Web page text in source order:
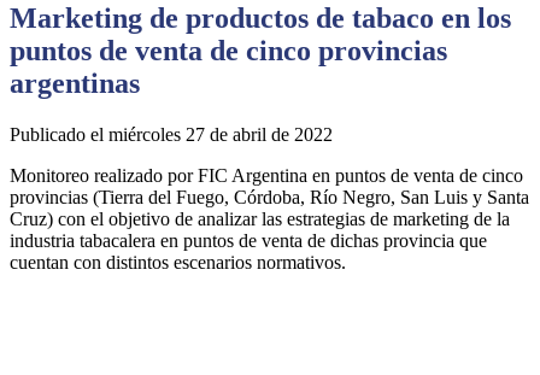
Marketing de productos de tabaco en los
puntos de venta de cinco provincias
argentinas
Publicado el miércoles 27 de abril de 2022
Monitoreo realizado por FIC Argentina en puntos de venta de cinco
provincias (Tierra del Fuego, Córdoba, Río Negro, San Luis y Santa
Cruz) con el objetivo de analizar las estrategias de marketing de la
industria tabacalera en puntos de venta de dichas provincia que
cuentan con distintos escenarios normativos.